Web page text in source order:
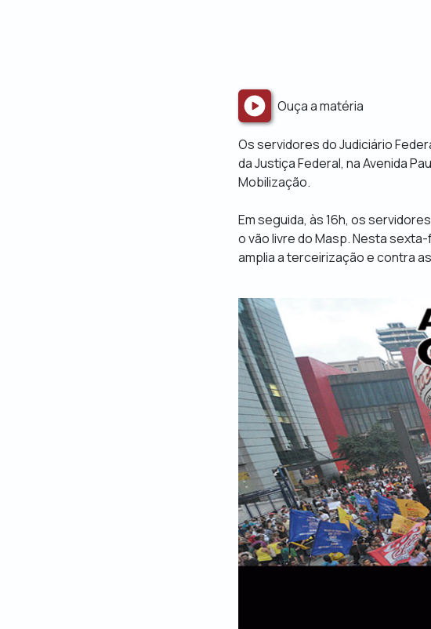
Ouça a matéria
Os servidores do Judiciário
da Justiça Federal, na Avenida
Mobilização.
Em seguida, às 16h, os
o vão livre do Masp. Nesta
amplia a terceirização e contra